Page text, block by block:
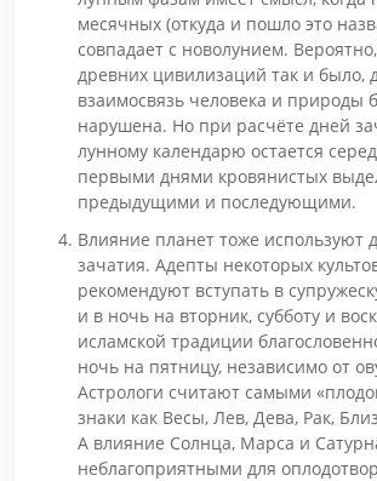
месячных (откуда и пошло это
совпадает с новолунием.
древних цивилизаций так и было,
взаимосвязь человека и природы
нарушена. Но при расчёте дней
лунному календарю остается
первыми днями кровянистых
предыдущими и последующими.
Влияние планет тоже используют
зачатия. Адепты некоторых
рекомендуют вступать в
и в ночь на вторник, субботу и
исламской традиции
ночь на пятницу, независимо от
Астрологи считают самыми
знаки как Весы, Лев, Дева, Рак,
А влияние Солнца, Марса и
неблагоприятными для